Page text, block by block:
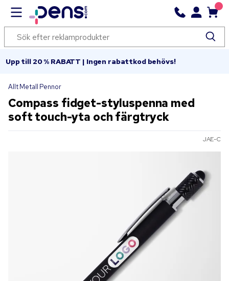
Upp till 20 % RABATT | Ingen rabattkod behövs!
Allt Metall Pennor
Compass fidget-styluspenna med
soft touch-yta och färgtryck
JAE-C